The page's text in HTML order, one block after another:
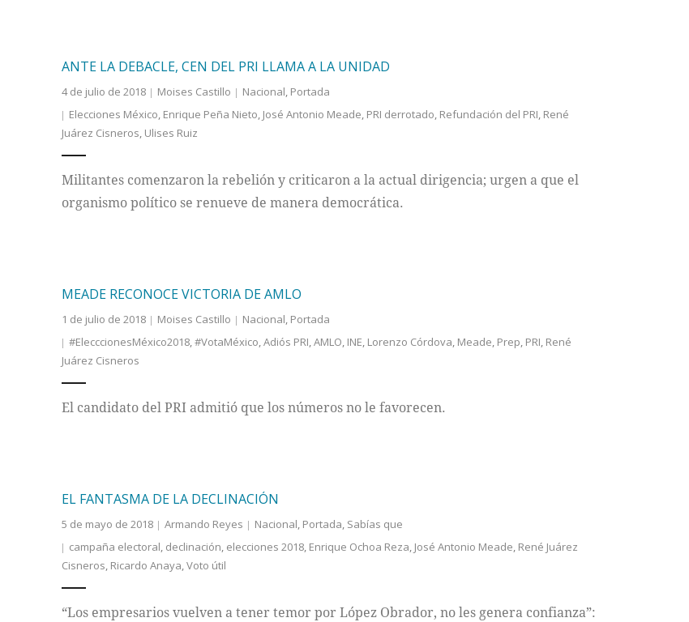
ANTE LA DEBACLE, CEN DEL PRI LLAMA A LA UNIDAD
4 de julio de 2018 Moises Castillo Nacional, Portada
Elecciones México, Enrique Peña Nieto, José Antonio Meade, PRI derrotado, Refundación del PRI, René
Juárez Cisneros, Ulises Ruiz
Militantes comenzaron la rebelión y criticaron a la actual dirigencia; urgen a que el
organismo político se renueve de manera democrática.
MEADE RECONOCE VICTORIA DE AMLO
1 de julio de 2018 Moises Castillo Nacional, Portada
#ElecccionesMéxico2018,#VotaMéxico,Adiós PRI,AMLO, INE, Lorenzo Córdova, Meade, Prep, PRI, René
Juárez Cisneros
El candidato del PRI admitió que los números no le favorecen.
EL FANTASMA DE LA DECLINACIÓN
5 de mayo de 2018 Armando Reyes Nacional, Portada, Sabías que
campaña electoral, declinación, elecciones 2018, Enrique Ochoa Reza, José Antonio Meade, René Juárez
Cisneros, Ricardo Anaya,Voto útil
“Los empresarios vuelven a tener temor por López Obrador, no les genera confianza”: